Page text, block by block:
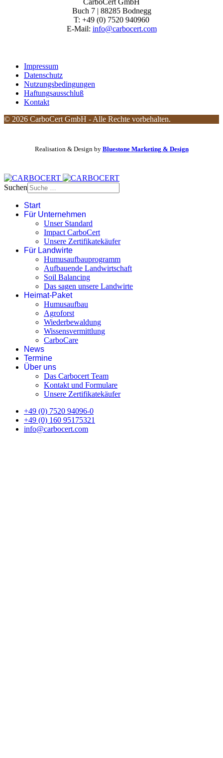
CarboCert GmbH
Buch 7 | 88285 Bodnegg
T: +49 (0) 7520 940960
E-Mail: info@carbocert.com
Impressum
Datenschutz
Nutzungsbedingungen
Haftungsausschluß
Kontakt
© 2026 CarboCert GmbH - Alle Rechte vorbehalten.
Realisation & Design by Bluestone Marketing & Design
Suchen
Start
Für Unternehmen
Unser Standard
Impact CarboCert
Unsere Zertifikatekäufer
Für Landwirte
Humusaufbauprogramm
Aufbauende Landwirtschaft
Soil Balancing
Das sagen unsere Landwirte
Heimat-Paket
Humusaufbau
Agroforst
Wiederbewaldung
Wissensvermittlung
CarboCare
News
Termine
Über uns
Das Carbocert Team
Kontakt und Formulare
Unsere Zertifikatekäufer
+49 (0) 7520 94096-0
+49 (0) 160 95175321
info@carbocert.com